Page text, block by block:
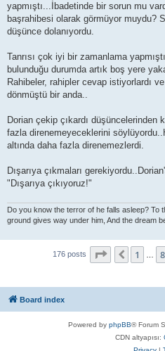
yapmıştı...İbadetinde bir sorun mu
başrahibesi olarak görmüyor muydu?
düşünce dolanıyordu.
Tanrısı çok iyi bir zamanlama
bulunduğu durumda artık boş yere
Rahibeler, rahipler cevap istiyorlardı
dönmüştü bir anda..
Dorian çekip çıkardı
fazla direnemeyeceklerini
altında daha fazla direnemezlerdi.
Dışarıya çıkmaları
"Dışarıya çıkıyoruz!"
Do you know the terror of he falls asleep? To
ground gives way under him, And the dream
176 posts Page 11 of 12
Previous
1 8
Board index
Powered by phpBB® Forum
CDN altyapısı: